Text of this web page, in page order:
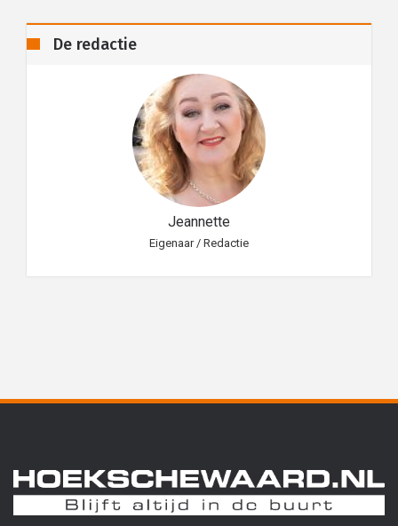
De redactie
Jeannette
Eigenaar / Redactie